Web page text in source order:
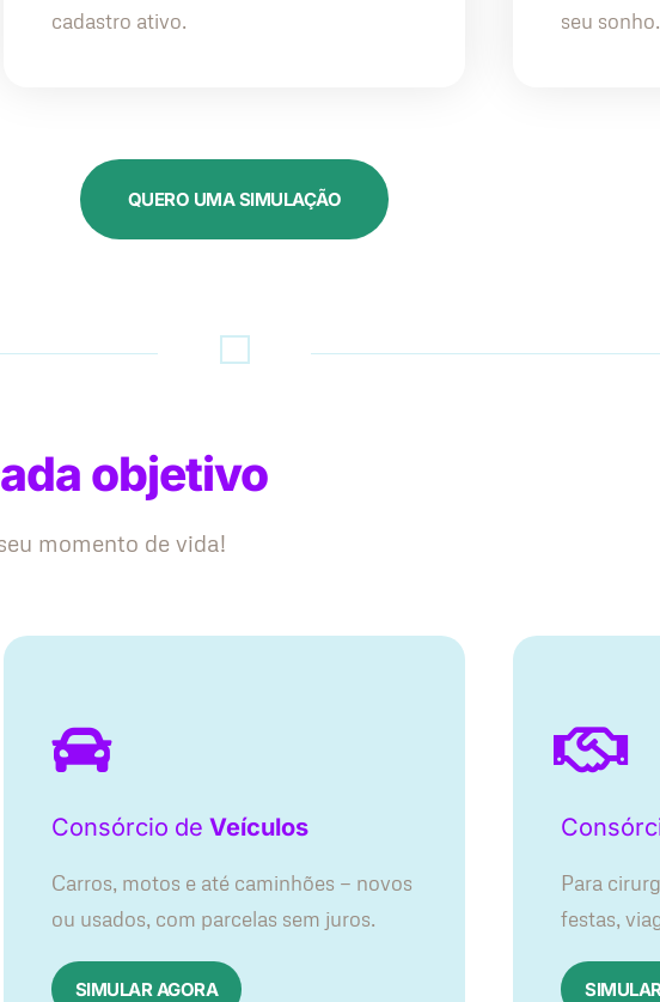
cadastro ativo.
seu sonho.
QUERO UMA SIMULAÇÃO
objetivo
momento de vida!
Consórcio de Veículos
Carros, motos e até caminhões — novos
ou usados, com parcelas sem juros.
SIMULAR AGORA
Para
festas,